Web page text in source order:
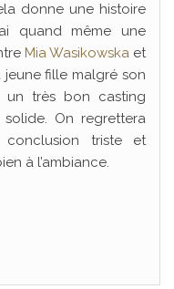
donne une histoire
quand même une
Mia Wasikowskaet
fille malgré son
un très bon casting
On regrettera
triste et
à l’ambiance.